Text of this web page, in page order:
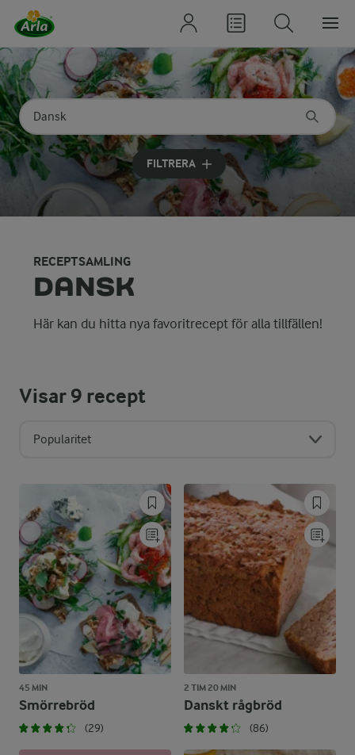
Sök på kategori eller ingrediens
Skriv in sökord för att få förslag
FILTRERA
RECEPTSAMLING
DANSK
Här kan du hitta nya favoritrecept för alla tillfällen!
Visar9 recept
Popularitet
45 MIN
Smörrebröd
(29)
2 TIM 20 MIN
Danskt rågbröd
(86)